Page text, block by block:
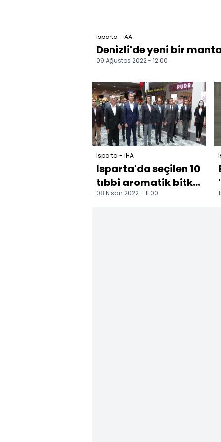
Isparta - AA
Denizli'de yeni bir
09 Ağustos 2022 - 12:00
Isparta - İHA
Isparta'da seçilen 10
tıbbi aromatik bitki
uluslararası alanda
08 Nisan 2022 - 11:00